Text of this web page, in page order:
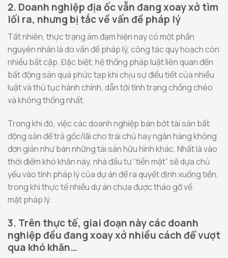
2. Doanh nghiệp địa ốc vẫn đang xoay xở tìm
lối ra, nhưng bị tắc về vấn đề pháp lý
Tất nhiên, thực trạng ảm đạm hiện nay có một phần
nguyên nhân là do vấn đề pháp lý, công tác quy hoạch còn
nhiều bất cập. Đặc biệt, hệ thống pháp luật liên quan đến
bất động sản quá phức tạp khi chịu sự điều tiết của nhiều
luật và thủ tục hành chính, dẫn tới tình trạng chồng chéo
và không thống nhất.
Trong khi đó, việc các doanh nghiệp bán bớt tài sản bất
động sản để trả gốc/lãi cho trái chủ hay ngân hàng không
đơn giản như bán những tài sản hữu hình khác. Nhất là vào
thời điểm khó khăn này, nhà đầu tư “tiền mặt” sẽ dựa chủ
yếu vào tính pháp lý của dự án để ra quyết định xuống tiền,
trong khi thực tế nhiều dự án chưa được tháo gỡ về
mặt pháp lý.
3. Trên thực tế, giai đoạn này các doanh
nghiệp đều đang xoay xở nhiều cách để vượt
qua khó khăn…